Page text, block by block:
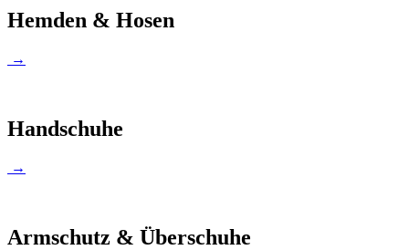
Hemden & Hosen
→
Handschuhe
→
Armschutz & Überschuhe